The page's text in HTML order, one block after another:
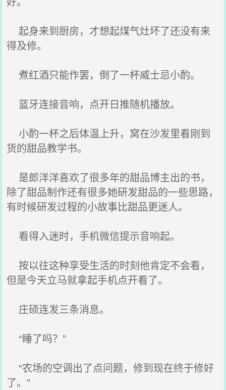
起身来到厨房，才想起煤气灶坏了还没有来
得及修。
煮红酒只能作罢，倒了一杯威士忌小酌。
蓝牙连接音响，点开日推随机播放。
小酌一杯之后体温上升，窝在沙发里看刚到
货的甜品教学书。
是郎洋洋喜欢了很多年的甜品博主出的书，
除了甜品制作还有很多她研发甜品的一些思路，
有时候研发过程的小故事比甜品更迷人。
看得入迷时，手机微信提示音响起。
按以往这种享受生活的时刻他肯定不会看，
但是今天立马就拿起手机点开看了。
庄硕连发三条消息。
“睡了吗？”
“农场的空调出了点问题，修到现在终于修好
了。”